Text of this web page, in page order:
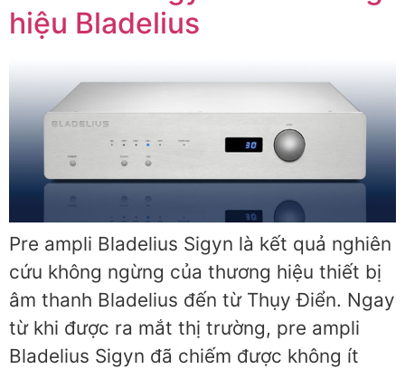
hiệu Bladelius
Pre ampli Bladelius Sigyn là kết quả nghiên
cứu không ngừng của thương hiệu thiết bị
âm thanh Bladelius đến từ Thụy Điển. Ngay
từ khi được ra mắt thị trường, pre ampli
Bladelius Sigyn đã chiếm được không ít